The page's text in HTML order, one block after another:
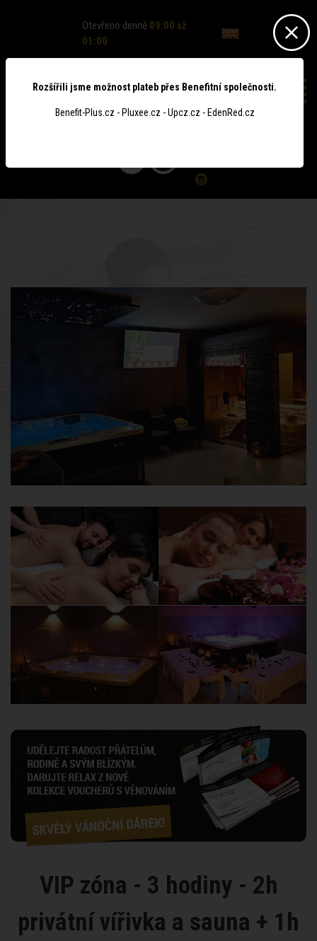
Otevřeno denně 09:00 až
01:00
VIP zóna - 3 hodiny - 2h
privátní vířivka a sauna + 1h
Rozšířili jsme možnost plateb přes Benefitní společnosti.
Benefit-Plus.cz - Pluxee.cz - Upcz.cz - EdenRed.cz